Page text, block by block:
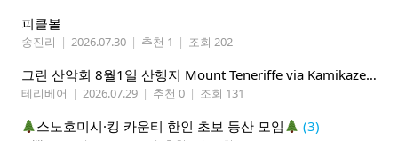
피클볼
송진리 | 2026.07.30 | 추천 1 | 조회 202
그린 산악회 8월1일 산행지 Mount Teneriffe via Kamikaze Trail/ Lillian Lake &Margaret Lake
테리베어 | 2026.07.29 | 추천 0 | 조회 131
스노호미시·킹 카운티 한인 초보 등산 모임 (3)